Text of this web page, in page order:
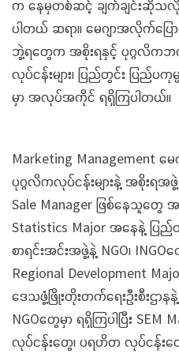
က နေမှတစ်ဆင့် ချက်ချင်းဆိုသလို
ပါတယ် ဆရာ။ မေဂျာအလိုက်ပြေ
ဘွဲ့ရတွေက အစိုးရနှင့် ပုဂ္ဂလိကဘဏ်
လုပ်ငန်းများ၊ ပြည်တွင်း ပြည်ပ
မှာ အလုပ်အကိုင် ရရှိကြပါတယ်။
Marketing Management မ
ပုဂ္ဂလိကလုပ်ငန်းများနဲ့ အစိုးရ
Sale Manager ဖြစ်နေသူတွေ
Statistics Major အနေနဲ့ ပြ
စာရင်းအင်းအဖွဲ့နဲ့ NGO၊ INGO
Regional Development
ဒေသဖွံ့ဖြိုးတိုးတက်ရေးဦးစီးဌာ
NGOတွေမှာ ရရှိကြပါပြီး
လုပ်ငန်းတွေ၊ ပရဟိတ လုပ်ငန်းတွေ